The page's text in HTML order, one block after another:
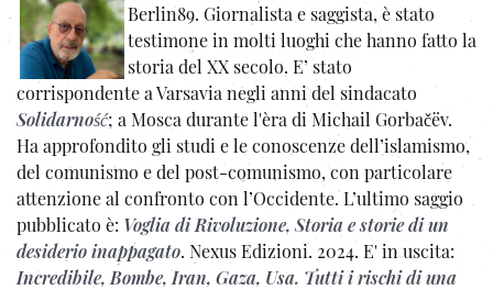
Berlin89. Giornalista e saggista, è stato
testimone in molti luoghi che hanno fatto la
storia del XX secolo. E’ stato
corrispondente a Varsavia negli anni del sindacato
Solidarność; a Mosca durante l'èra di Michail Gorbačëv.
Ha approfondito gli studi e le conoscenze dell’islamismo,
del comunismo e del post-comunismo, con particolare
attenzione al confronto con l’Occidente. L’ultimo saggio
pubblicato è: Voglia di Rivoluzione, Storia e storie di un
desiderio inappagato. Nexus Edizioni. 2024. E' in uscita:
Incredibile, Bombe, Iran, Gaza, Usa. Tutti i rischi di una